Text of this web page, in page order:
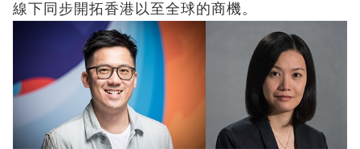
線下同步開拓香港以至全球的商機。